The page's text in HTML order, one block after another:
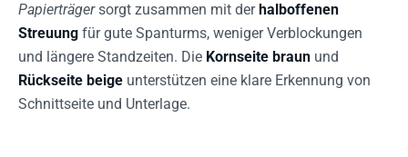
Papierträgersorgt zusammen mit der halboffenen
Streuung für gute Spanturms, weniger Verblockungen
und längere Standzeiten. Die Kornseite braun und
Rückseite beige unterstützen eine klare Erkennung von
Schnittseite und Unterlage.